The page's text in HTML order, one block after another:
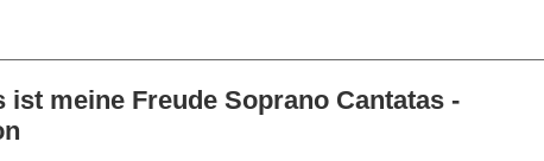
ist meine Freude Soprano Cantatas -